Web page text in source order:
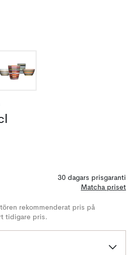
30 dagars prisgaranti
Matcha priset
rekommenderat pris på
tidigare pris.